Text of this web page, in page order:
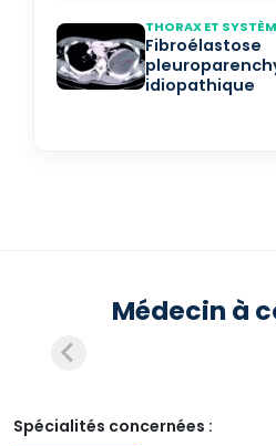
THORAX ET
Fibroélastose
idiopathique
Médecin à
Spécialités concernées :